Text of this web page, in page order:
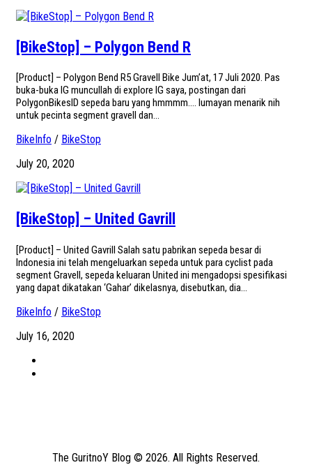
[BikeStop] – Polygon Bend R
[Product] – Polygon Bend R5 Gravell Bike Jum’at, 17 Juli 2020. Pas
buka-buka IG muncullah di explore IG saya, postingan dari
PolygonBikesID sepeda baru yang hmmmm…. lumayan menarik nih
untuk pecinta segment gravell dan...
BikeInfo / BikeStop
July 20, 2020
[BikeStop] – United Gavrill
[Product] – United Gavrill Salah satu pabrikan sepeda besar di
Indonesia ini telah mengeluarkan sepeda untuk para cyclist pada
segment Gravell, sepeda keluaran United ini mengadopsi spesifikasi
yang dapat dikatakan ‘Gahar’ dikelasnya, disebutkan, dia...
BikeInfo / BikeStop
July 16, 2020
The GuritnoY Blog © 2026. All Rights Reserved.